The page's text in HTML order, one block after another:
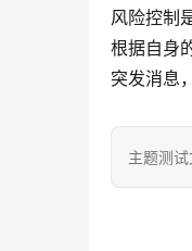
风险控制
根据自身
突发消息
主题测